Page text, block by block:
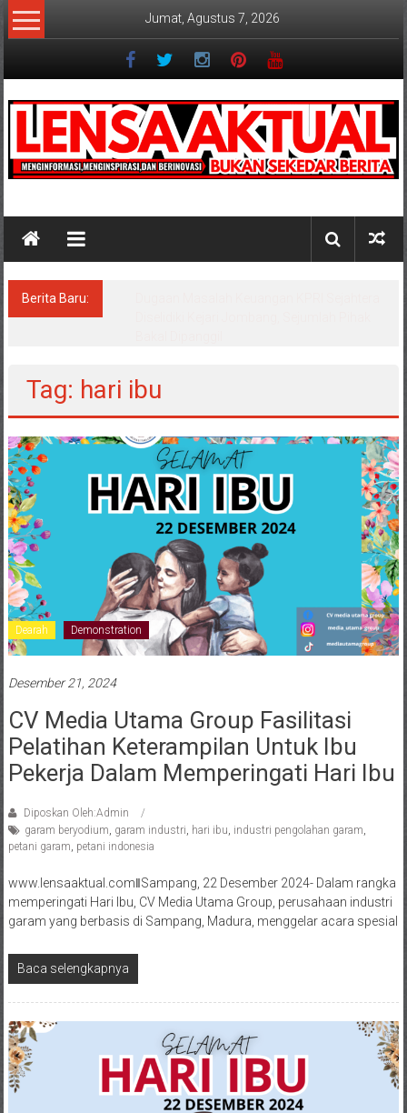
Lompat
ke
Jumat, Agustus 7, 2026
Berita Baru:
Tag: hari ibu
Dearah Demonstration
Desember 21, 2024
CV Media Utama Group Fasilitasi
Pelatihan Keterampilan Untuk Ibu
Pekerja Dalam Memperingati Hari Ibu
Diposkan Oleh:Admin
garam beryodium garam industri hari ibu industri pengolahan garam
petani garam petani indonesia
www.lensaaktual.comǁSampang, 22 Desember 2024- Dalam rangka
memperingati Hari Ibu, CV Media Utama Group, perusahaan industri
garam yang berbasis di Sampang, Madura, menggelar acara spesial
Baca selengkapnya